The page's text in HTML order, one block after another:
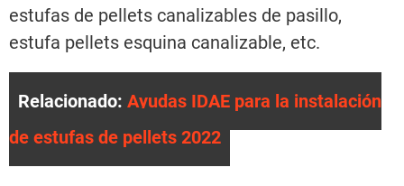
estufas de pellets canalizables de pasillo,
estufa pellets esquina canalizable, etc.
Relacionado: Ayudas IDAE para la instalación
de estufas de pellets 2022